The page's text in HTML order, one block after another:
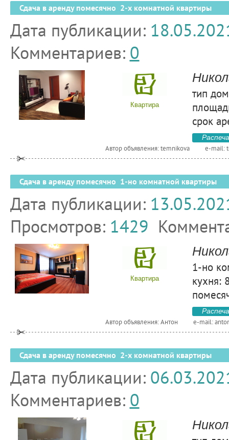
Сдача в аренду помесячно 2-х комнатной квартиры
Дата публикации:
Комментариев: 0
Квартира
тип
срок
Автор объявления: temnikova e-mail:
Сдача в аренду помесячно 1-но комнатной квартиры
Дата публикации:
Просмотров: 1429
Квартира
1-но
кухня:
Автор объявления: Антон e-mail:
Сдача в аренду помесячно 2-х комнатной квартиры
Дата публикации:
Комментариев: 0